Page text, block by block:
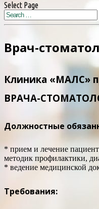
Select Page
Врач-
Клиника «МАЛС»
ВРАЧА-
Должностные
* прием и лечение
методик профилактики,
* ведение медицинской
Требования: